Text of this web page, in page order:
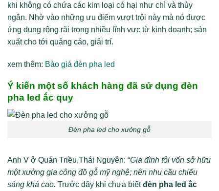
khi không có chứa các kim loại có hại như chì và thủy
ngân. Nhờ vào những ưu điểm vượt trội này mà nó được
ứng dụng rộng rãi trong nhiều lĩnh vực từ kinh doanh; sản
xuất cho tới quảng cáo, giải trí.
xem thêm: Bào giá đèn pha led
Ý kiến một số khách hàng đã sử dụng đèn
pha led ắc quy
Đèn pha led cho xưởng gỗ
Anh V ở Quán Triều,Thái Nguyên: “Gia đình tôi vốn sở hữu
một xưởng gia công đồ gỗ mỹ nghệ; nên nhu cầu chiếu
sáng khá cao. Trước đây khi chưa biếtđèn pha led ắc